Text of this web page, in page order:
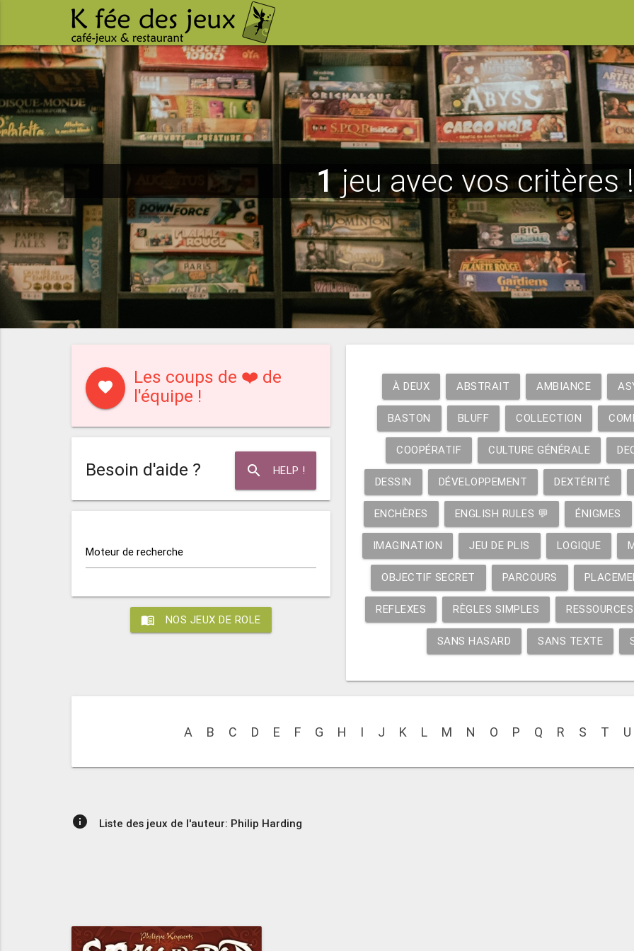
1jeu avec vos critères !
favorite
Les coups de ❤️ de
l'équipe !
search HELP !
Besoin d'aide ?
Moteur de recherche
menu_book NOS JEUX DE ROLE
À DEUX ABSTRAIT AMBIANCE
BASTON BLUFF COLLECTION
COOPÉRATIF CULTURE GÉNÉRALE
DESSIN DÉVELOPPEMENT DEXTÉRITÉ
ENCHÈRES ENGLISH RULES 💬 ÉNIGMES
IMAGINATION JEU DE PLIS LOGIQUE
OBJECTIF SECRET PARCOURS
REFLEXES RÈGLES SIMPLES RESSOURCES
SANS HASARD SANS TEXTE
A B C D E F G H I J K L M N O P Q R S T U
info Liste des jeux de l'auteur: Philip Harding